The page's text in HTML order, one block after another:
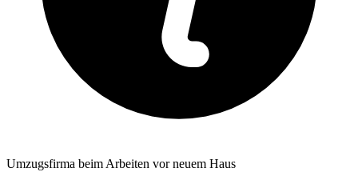
Umzugsfirma beim Arbeiten vor neuem Haus